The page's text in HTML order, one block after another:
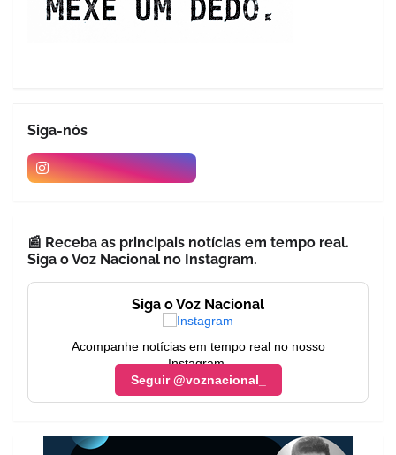
Siga-nós
📰 Receba as principais notícias em tempo real.
Siga o Voz Nacional no Instagram.
Siga o Voz Nacional
Acompanhe notícias em tempo real no nosso
Instagram.
Seguir @voznacional_